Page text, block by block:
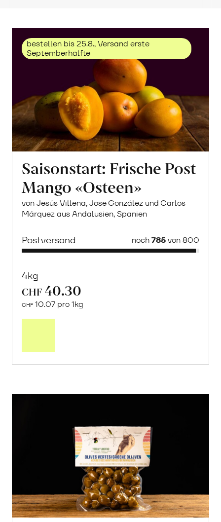
bestellen bis 25.8., Versand erste
Septemberhälfte
Saisonstart: Frische Post
Mango «Osteen»
von Jesús Villena, Jose González und Carlos
Márquez aus Andalusien, Spanien
Postversand noch785von 800
4kg
CHF 40.30
CHF 10.07 pro 1kg
Post